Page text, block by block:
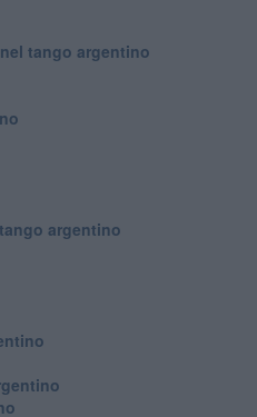
tango argentino
argentino